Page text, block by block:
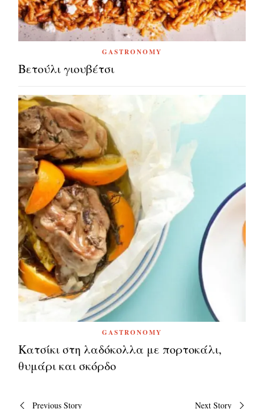
GASTRONOMY
Βετούλι γιουβέτσι
GASTRONOMY
Κατσίκι στη λαδόκολλα με πορτοκάλι,
θυμάρι και σκόρδο
Πλοήγηση
Previous Story Next Story